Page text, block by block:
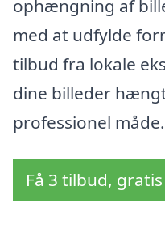
ophængning af
med at udfylde
tilbud fra lokale
dine billeder
professionel måde.
Få 3 tilbud,